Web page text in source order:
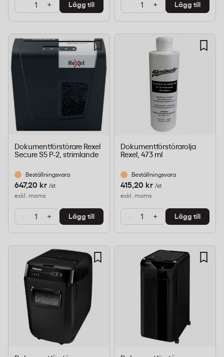
- + Lägg till - + Lägg till
Dokumentförstörare Rexel
Secure S5 P-2, strimlande
Beställningsvara
647,20 kr /st
exkl. moms
- + Lägg till
Dokumentförstörarolja
Rexel, 473 ml
Beställningsvara
415,20 kr /st
exkl. moms
- + Lägg till